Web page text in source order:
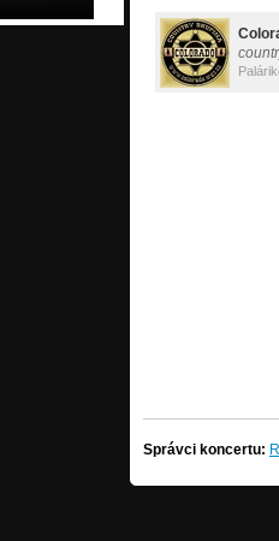
Správci koncertu: